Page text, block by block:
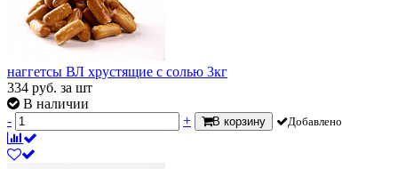
наггетсы ВЛ хрустящие с солью 3кг
334 руб. за шт
В наличии
-
+ В корзину Добавлено